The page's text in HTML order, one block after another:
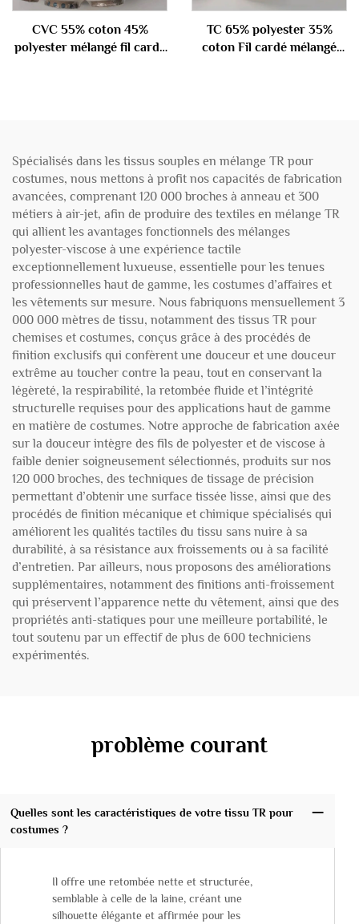
CVC 55% coton 45%
polyester mélangé fil cardé
TC 65% polyester 35%
coton Fil cardé mélangé
Spécialisés dans les tissus souples en mélange TR pour
costumes, nous mettons à profit nos capacités de fabrication
avancées, comprenant 120 000 broches à anneau et 300
métiers à air-jet, afin de produire des textiles en mélange TR
qui allient les avantages fonctionnels des mélanges
polyester-viscose à une expérience tactile
exceptionnellement luxueuse, essentielle pour les tenues
professionnelles haut de gamme, les costumes d’affaires et
les vêtements sur mesure. Nous fabriquons mensuellement 3
000 000 mètres de tissu, notamment des tissus TR pour
chemises et costumes, conçus grâce à des procédés de
finition exclusifs qui confèrent une douceur et une douceur
extrême au toucher contre la peau, tout en conservant la
légèreté, la respirabilité, la retombée fluide et l’intégrité
structurelle requises pour des applications haut de gamme
en matière de costumes. Notre approche de fabrication axée
sur la douceur intègre des fils de polyester et de viscose à
faible denier soigneusement sélectionnés, produits sur nos
120 000 broches, des techniques de tissage de précision
permettant d’obtenir une surface tissée lisse, ainsi que des
procédés de finition mécanique et chimique spécialisés qui
améliorent les qualités tactiles du tissu sans nuire à sa
durabilité, à sa résistance aux froissements ou à sa facilité
d’entretien. Par ailleurs, nous proposons des améliorations
supplémentaires, notamment des finitions anti-froissement
qui préservent l’apparence nette du vêtement, ainsi que des
propriétés anti-statiques pour une meilleure portabilité, le
tout soutenu par un effectif de plus de 600 techniciens
expérimentés.
problème courant
Quelles sont les caractéristiques de votre tissu TR pour
costumes ?
Il offre une retombée nette et structurée,
semblable à celle de la laine, créant une
silhouette élégante et affirmée pour les